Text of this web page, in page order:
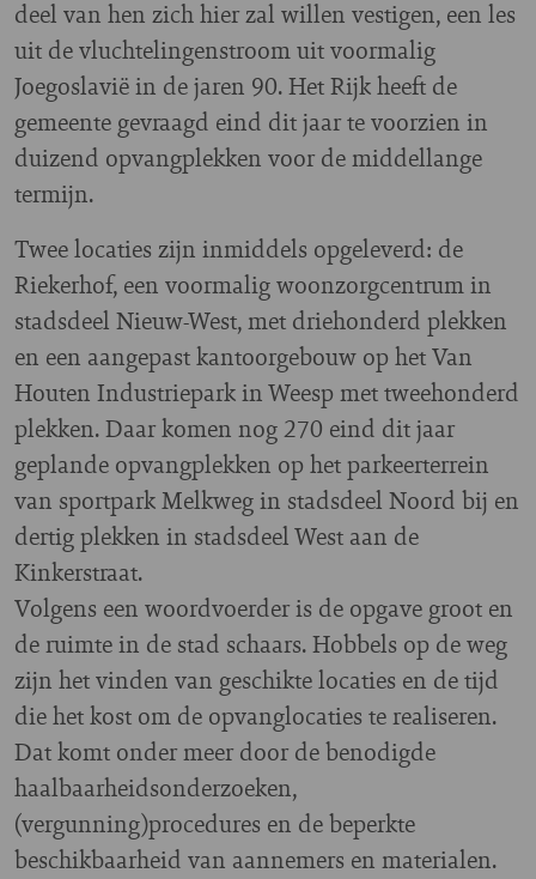
deel van hen zich hier zal willen vestigen, een les
uit de vluchtelingenstroom uit voormalig
Joegoslavië in de jaren 90. Het Rijk heeft de
gemeente gevraagd eind dit jaar te voorzien in
duizend opvangplekken voor de middellange
termijn.
Twee locaties zijn inmiddels opgeleverd: de
Riekerhof, een voormalig woonzorgcentrum in
stadsdeel Nieuw-West, met driehonderd plekken
en een aangepast kantoorgebouw op het Van
Houten Industriepark in Weesp met tweehonderd
plekken. Daar komen nog 270 eind dit jaar
geplande opvangplekken op het parkeerterrein
van sportpark Melkweg in stadsdeel Noord bij en
dertig plekken in stadsdeel West aan de
Kinkerstraat.
Volgens een woordvoerder is de opgave groot en
de ruimte in de stad schaars. Hobbels op de weg
zijn het vinden van geschikte locaties en de tijd
die het kost om de opvanglocaties te realiseren.
Dat komt onder meer door de benodigde
haalbaarheidsonderzoeken,
(vergunning)procedures en de beperkte
beschikbaarheid van aannemers en materialen.